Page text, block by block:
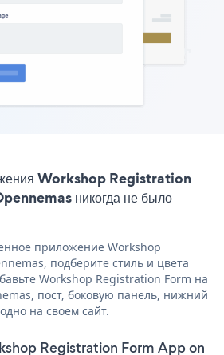
Workshop Registration
никогда не было
приложение Workshop
подберите стиль и цвета
Workshop Registration Form на
пост, боковую панель, нижний
на своем сайт.
Registration Form App on